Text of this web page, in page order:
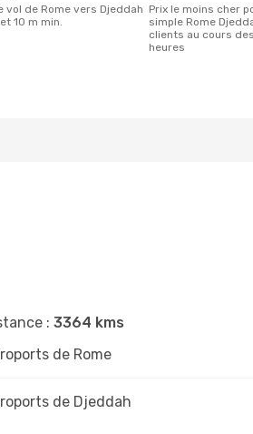
10 m min.
Prix le moins cher pour un billet aller
simple Rome
clients au cours
heures
: 3364 kms
de Rome
de Djeddah